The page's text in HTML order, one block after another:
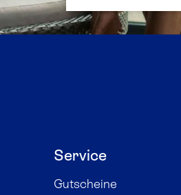
Service
Gutscheine